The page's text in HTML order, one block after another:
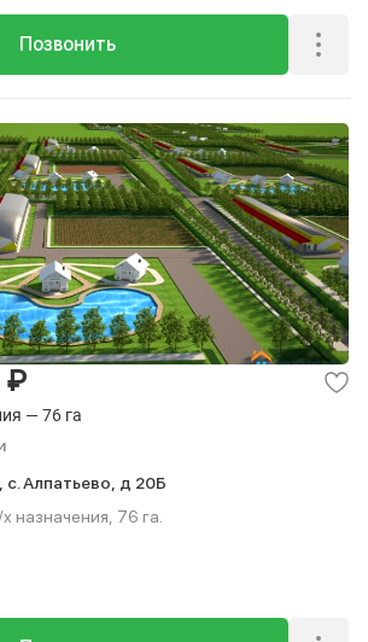
Позвонить
— 76 га
₽
с. Алпатьево, д 20Б
назначения, 76 га.